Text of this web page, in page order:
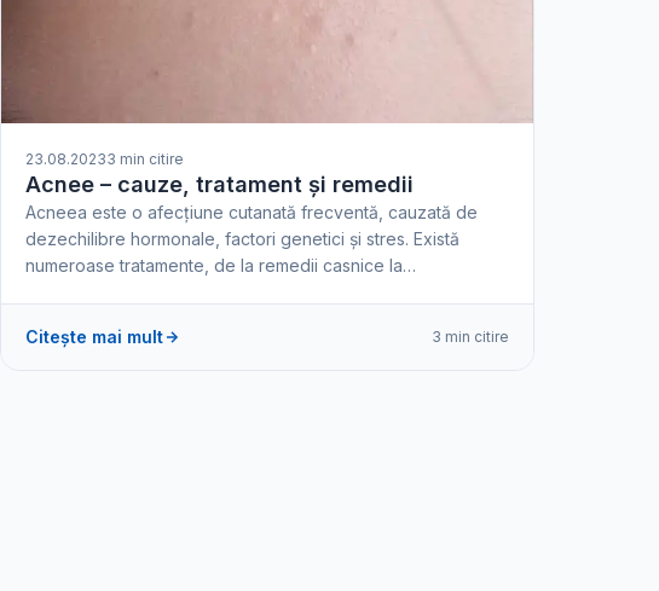
23.08.20233 min citire
Acnee – cauze, tratament și remedii
Acneea este o afecțiune cutanată frecventă, cauzată de
dezechilibre hormonale, factori genetici și stres. Există
numeroase tratamente, de la remedii casnice la…
Citește mai mult 3 min citire